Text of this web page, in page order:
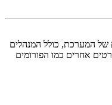
המערכת, כולל המנהלים
אחרים כמו הפורומים